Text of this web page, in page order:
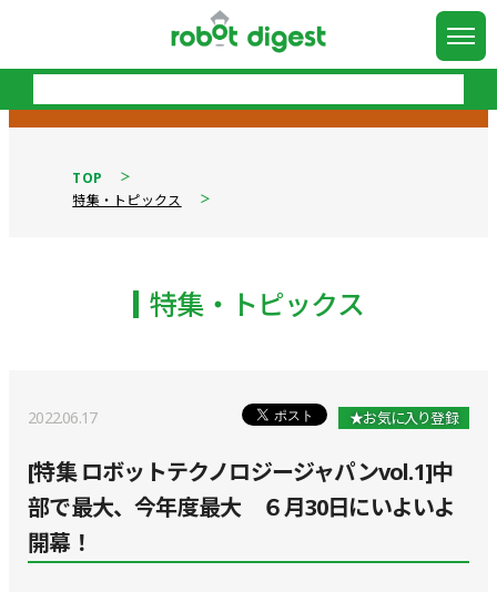
TOP
特集・トピックス
特集・トピックス
2022.06.17 ★お気に入り登録
[特集 ロボットテクノロジージャパンvol.1]中
部で最大、今年度最大 ６月30日にいよいよ
開幕！